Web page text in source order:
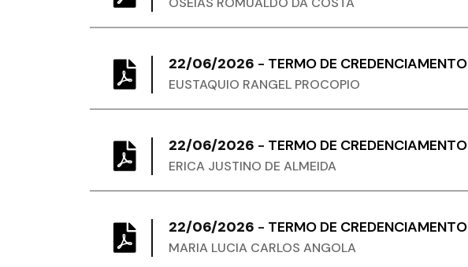
22/06/2026 - TERMO DE CREDENCIAMENTO
EUSTAQUIO RANGEL PROCOPIO
22/06/2026 - TERMO DE CREDENCIAMENTO
ERICA JUSTINO DE ALMEIDA
22/06/2026 - TERMO DE CREDENCIAMENTO
MARIA LUCIA CARLOS ANGOLA